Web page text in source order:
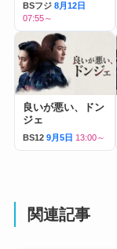
BSフジ 8月12日
07:55～
良いが悪い、ドン
ジェ
BS12 9月5日 13:00～
関連記事